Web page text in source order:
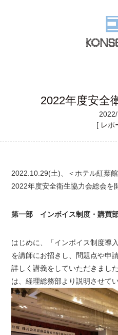
2022年度安全
2022/
[ レポ
2022.10.29(土)、＜ホテル紅葉
2022年度安全衛生協力会総会を
第一部 インボイス制度・購買
はじめに、「インボイス制度導
を講師にお招きし、問題点や申
詳しく講義をしていただきまし
は、経理総務部より説明させて